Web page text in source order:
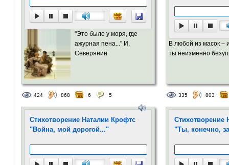
"Это было у моря, где
ажурная пена..." И.
Северянин
424 868 6 5
В любой из масок –
ты неизменно
335 803
Стихотворение Наталии Крофтс
"Война, мой дорогой..."
Стихотворение
"Ты, конечно,